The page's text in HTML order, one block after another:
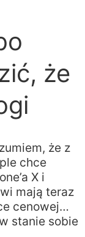
że
że z
chce
X i
mają teraz
cenowej…
stanie sobie